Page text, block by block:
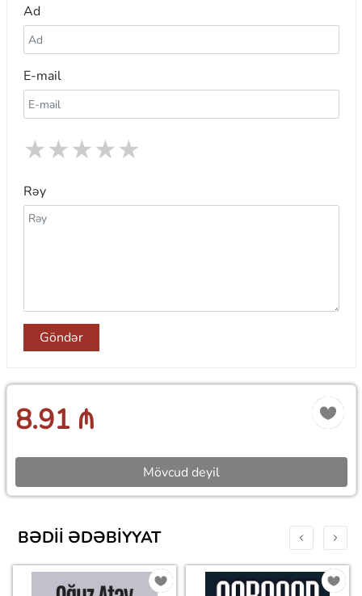
Ad
E-mail
★
★
★
★
★
Rəy
Göndər
8.91 ₼
Mövcud deyil
BƏDII ƏDƏBIYYAT